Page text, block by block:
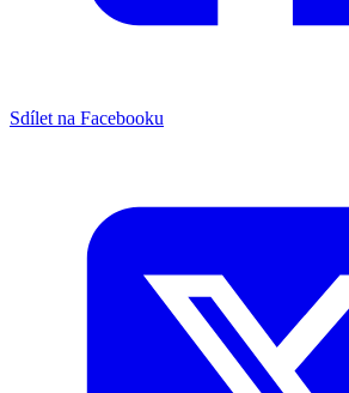
Sdílet na Facebooku